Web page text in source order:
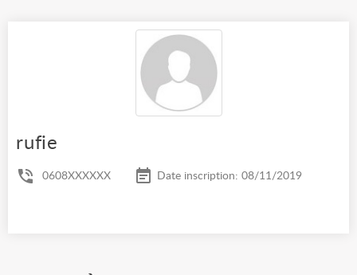
rufie
0608XXXXXX Date inscription: 08/11/2019